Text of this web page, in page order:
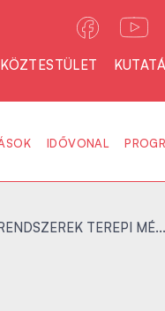
KÖZTESTÜLET
IDŐVONAL
TEREPI MÉ...